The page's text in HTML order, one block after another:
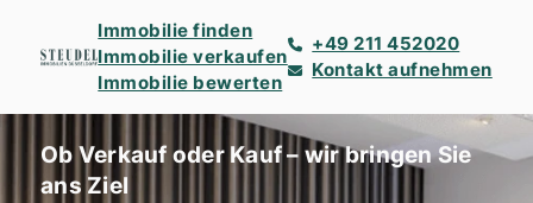
Immobilie finden
Immobilie verkaufen
Immobilie bewerten
+49 211 452020
Kontakt aufnehmen
Ob Verkauf oder Kauf – wir bringen Sie
ans Ziel